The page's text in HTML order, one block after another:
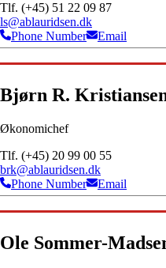
Tlf. (+45) 51 22 09 87
ls@ablauridsen.dk
Phone Number
Email
Bjørn R.
Økonomichef
Tlf. (+45) 20 99 00 55
brk@ablauridsen.dk
Phone Number
Email
Ole Sommer-